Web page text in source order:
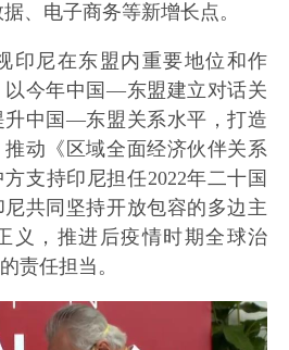
、电子商务等新增长点。
印尼在东盟内重要地位和作
以今年中国—东盟建立对话关
升中国—东盟关系水平，打造
动《区域全面经济伙伴关系
支持印尼担任2022年二十国
共同坚持开放包容的多边主
义，推进后疫情时期全球治
责任担当。